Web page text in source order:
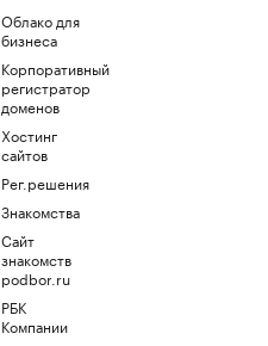
Облако для
бизнеса
Корпоративный
регистратор
доменов
Хостинг
сайтов
Рег.решения
Знакомства
Сайт
знакомств
podbor.ru
РБК
Компании